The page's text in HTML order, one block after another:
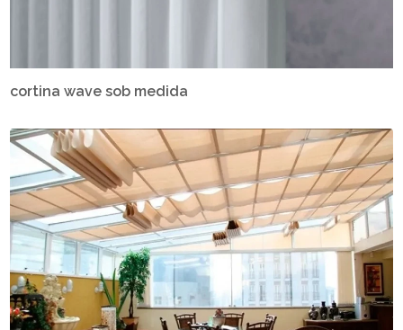
cortina wave sob medida